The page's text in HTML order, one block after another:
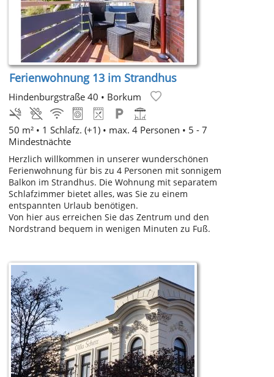
Ferienwohnung 13 im Strandhus
Hindenburgstraße 40 • Borkum
50 m² • 1 Schlafz. (+1) • max. 4 Personen • 5 - 7
Mindestnächte
Herzlich willkommen in unserer wunderschönen
Ferienwohnung für bis zu 4 Personen mit sonnigem
Balkon im Strandhus. Die Wohnung mit separatem
Schlafzimmer bietet alles, was Sie zu einem
entspannten Urlaub benötigen.
Von hier aus erreichen Sie das Zentrum und den
Nordstrand bequem in wenigen Minuten zu Fuß.